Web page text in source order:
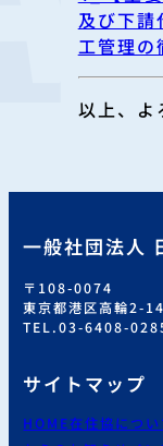
及び下
工管理
以上、よ
一般社団法人
〒108-0074
東京都港区高輪2-
TEL.03-6408-
サイトマップ
HOME在住協につ